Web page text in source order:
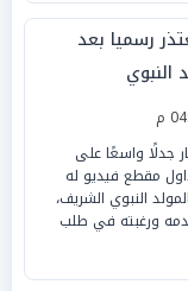
رسميا بعد
النبوي
جدلًا واسعًا على
مقطع فيديو له
النبوي الشريف،
ورغبته في طلب